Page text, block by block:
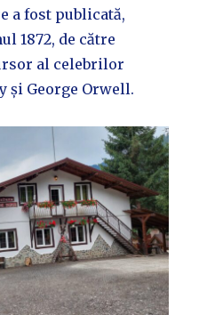
a fost publicată,
1872, de către
al celebrilor
și George Orwell.